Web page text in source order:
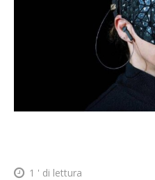
1 ' di lettura